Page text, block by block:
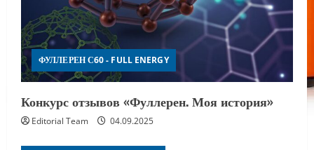
ФУЛЛЕРЕН С60 - FULL ENERGY
Конкурс отзывов «Фуллерен. Моя история»
Editorial Team 04.09.2025